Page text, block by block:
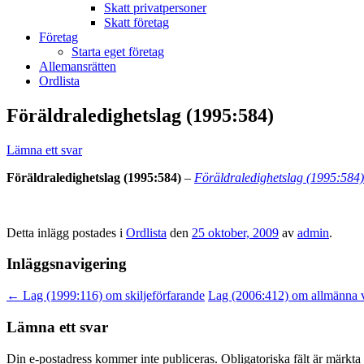
Skatt privatpersoner
Skatt företag
Företag
Starta eget företag
Allemansrätten
Ordlista
Föräldraledighetslag (1995:584)
Lämna ett svar
Föräldraledighetslag (1995:584) – Föräldraledighetslag (1995:584)
Detta inlägg postades i Ordlista den 25 oktober, 2009 av admin.
Inläggsnavigering
← Lag (1999:116) om skiljeförfarande Lag (2006:412) om allmänna
Lämna ett svar
Din e-postadress kommer inte publiceras. Obligatoriska fält är märkta